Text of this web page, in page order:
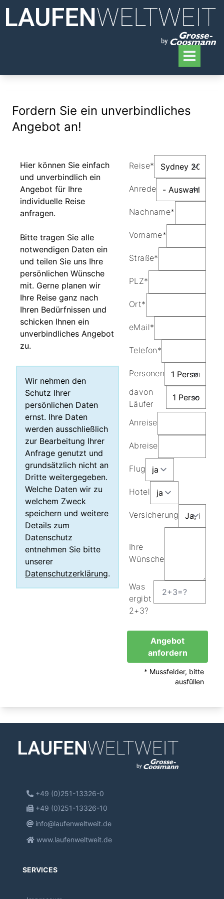
Fordern Sie ein unverbindliches
Angebot an!
Hier können Sie einfach
und unverbindlich ein
Angebot für Ihre
individuelle Reise
anfragen.
Bitte tragen Sie alle
notwendigen Daten ein
und teilen Sie uns Ihre
persönlichen Wünsche
mit. Gerne planen wir
Ihre Reise ganz nach
Ihren Bedürfnissen und
schicken Ihnen ein
unverbindliches Angebot
zu.
Wir nehmen den
Schutz Ihrer
persönlichen Daten
ernst. Ihre Daten
werden ausschließlich
zur Bearbeitung Ihrer
Anfrage genutzt und
grundsätzlich nicht an
Dritte weitergegeben.
Welche Daten wir zu
welchem Zweck
speichern und weitere
Details zum
Datenschutz
entnehmen Sie bitte
unserer
Datenschutzerklärung.
Reise*
Anrede
Nachname*
Vorname*
Straße*
PLZ*
Ort*
eMail*
Telefon*
Personen
davon
Läufer
Anreise
Abreise
Flug
Hotel
Versicherung
Ihre
Wünsche
Was
ergibt
2+3?
Angebot
anfordern
* Mussfelder, bitte
ausfüllen
+49 (0)251-13326-0
+49 (0)251-13326-10
info@laufenweltweit.de
www.laufenweltweit.de
SERVICES